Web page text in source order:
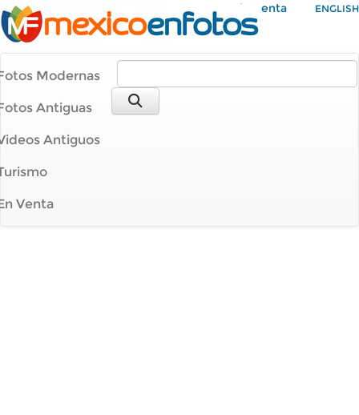
Mi Cuenta ENGLISH
Modernas
Antiguas
Antiguos
Venta